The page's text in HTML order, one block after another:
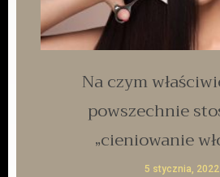
Na czym
powszechnie
„cieniowanie
5 stycznia, 2022